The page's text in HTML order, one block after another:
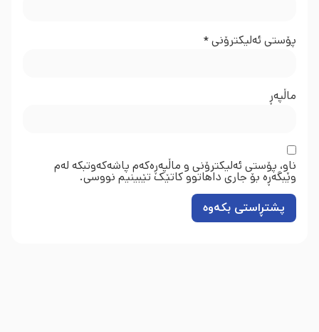
پۆستی ئەلیکترۆنی*
ماڵپه‌ڕ
ناو، پۆستی ئەلیکترۆنی و ماڵپەڕەکەم پاشەکەوتبکە لەم
وێبگەڕە بۆ جاری داهاتوو کاتێک تێبینیم نووسی.